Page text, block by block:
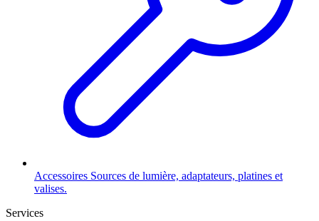
Accessoires Sources de lumière, adaptateurs, platines et
valises.
Services